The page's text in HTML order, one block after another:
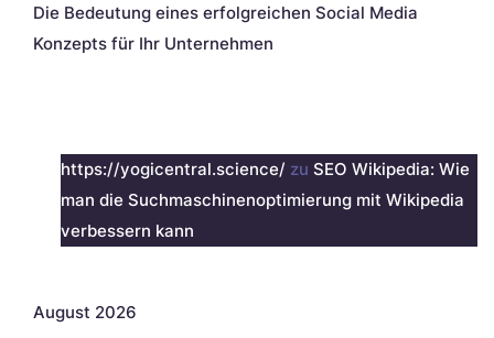
Die Bedeutung eines erfolgreichen Social Media
Konzepts für Ihr Unternehmen
https://yogicentral.science/ zu SEO Wikipedia: Wie
man die Suchmaschinenoptimierung mit Wikipedia
verbessern kann
August 2026